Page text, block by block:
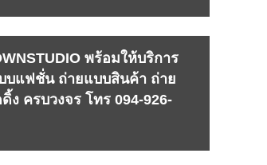
พร้อมให้บริการ
บแฟชั่น ถ่ายแบบสินค้า ถ่าย
ง ครบวงจร โทร 094-926-